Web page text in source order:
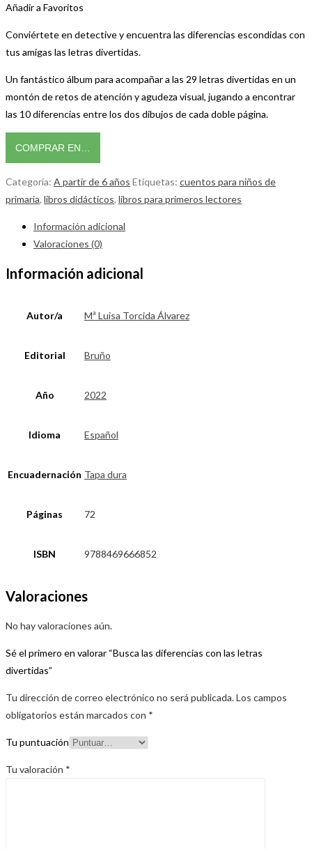
Añadir a Favoritos
Conviértete en detective y encuentra las diferencias escondidas con
tus amigas las letras divertidas.
Un fantástico álbum para acompañar a las 29 letras divertidas en un
montón de retos de atención y agudeza visual, jugando a encontrar
las 10 diferencias entre los dos dibujos de cada doble página.
COMPRAR EN…
Categoría: A partir de 6 años Etiquetas: cuentos para niños de
primaria, libros didácticos, libros para primeros lectores
Información adicional
Valoraciones (0)
Información adicional
Autor/a Mª Luisa Torcida Álvarez
Editorial Bruño
Año 2022
Idioma Español
Encuadernación Tapa dura
Páginas 72
ISBN 9788469666852
Valoraciones
No hay valoraciones aún.
Sé el primero en valorar “Busca las diferencias con las letras
divertidas”
Tu dirección de correo electrónico no será publicada.Los campos
obligatorios están marcados con *
Tu puntuación
Tu valoración *